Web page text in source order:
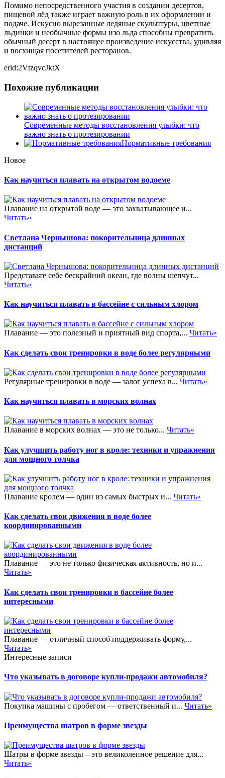
Помимо непосредственного участия в создании десертов,
пищевой лёд также играет важную роль в их оформлении и
подаче. Искусно вырезанные ледяные скульптуры, цветные
льдинки и необычные формы изо льда способны превратить
обычный десерт в настоящее произведение искусства, удивляя
и восхищая посетителей ресторанов.
erid:2VtzqvcJktX
Похожие публикации
Современные методы восстановления улыбки: что
важно знать о протезировании
Нормативные требования
Новое
Как научиться плавать на открытом водоеме
Плавание на открытой воде — это захватывающее и...
Читать»
Светлана Чернышова: покорительница длинных
дистанций
Представьте себе бескрайний океан, где волны шепчут...
Читать»
Как научиться плавать в бассейне с сильным хлором
Плавание — это полезный и приятный вид спорта,... Читать»
Как сделать свои тренировки в воде более регулярными
Регулярные тренировки в воде — залог успеха в... Читать»
Как научиться плавать в морских волнах
Плавание в морских волнах — это не только... Читать»
Как улучшить работу ног в кроле: техники и упражнения
для мощного толчка
Плавание кролем — один из самых быстрых и... Читать»
Как сделать свои движения в воде более
координированными
Плавание — это не только физическая активность, но и...
Читать»
Как сделать свои тренировки в бассейне более
интересными
Плавание — отличный способ поддерживать форму,...
Читать»
Интересные записи
Что указывать в договоре купли-продажи автомобиля?
Покупка машины с пробегом — ответственный и... Читать»
Преимущества шатров в форме звезды
Шатры в форме звезды – это великолепное решение для...
Читать»